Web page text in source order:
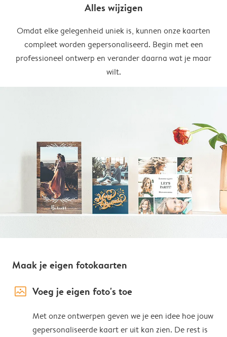
Alles wijzigen
Omdat elke gelegenheid uniek is, kunnen onze kaarten
compleet worden gepersonaliseerd. Begin met een
professioneel ontwerp en verander daarna wat je maar
wilt.
Maak je eigen fotokaarten
image_placeholder Voeg je eigen foto's toe
Met onze ontwerpen geven we je een idee hoe jouw
gepersonaliseerde kaart er uit kan zien. De rest is